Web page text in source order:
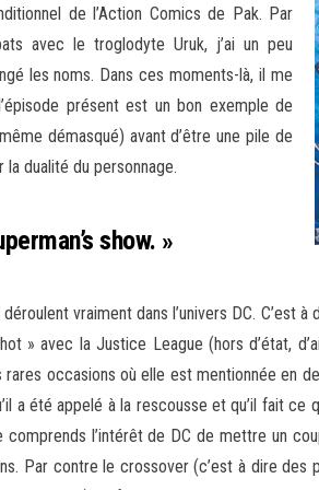
de l’Action Comics de Pak. Par
avec le troglodyte Uruk, j’ai un peu
les noms. Dans ces moments-là, il me
présent est un bon exemple de
démasqué) avant d’être une pile de
dualité du personnage.
show. »
vraiment dans l’univers DC.
» avec la Justice League (hors d’état,
occasions où elle est mentionnée en
été appelé à la rescousse et qu’il fait ce
l’intérêt de DC de mettre un
Par contre le crossover (c’est à dire